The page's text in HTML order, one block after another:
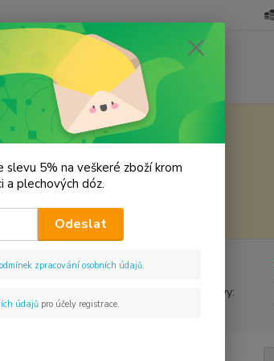
- černá VÝPRODEJ
VÝPRODEJ
Množstevní slevy:
5% na veškeré zboží krom
a plechových dóz.
Odeslat
zpracování osobních údajů.
údajůpro účely registrace.